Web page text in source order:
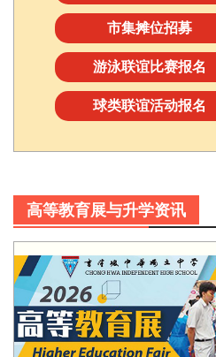
市集摊位招募
游泳联谊比赛报名
球类联谊活动报名
高等教育展与升学资讯